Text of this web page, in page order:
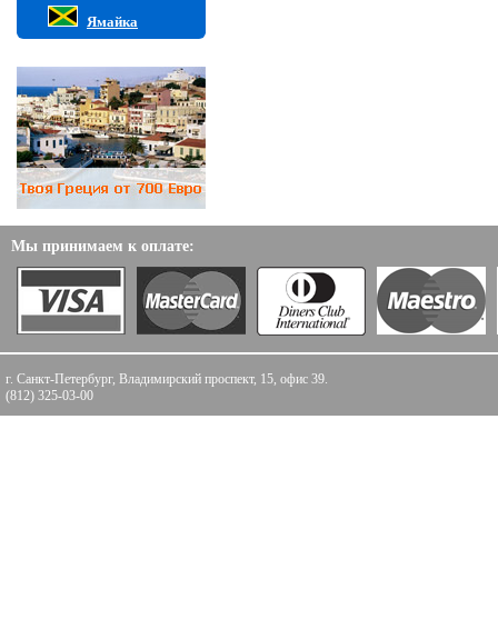
Ямайка
Мы принимаем к оплате:
г. Санкт-Петербург, Владимирский проспект, 15, офис 39.
(812) 325-03-00